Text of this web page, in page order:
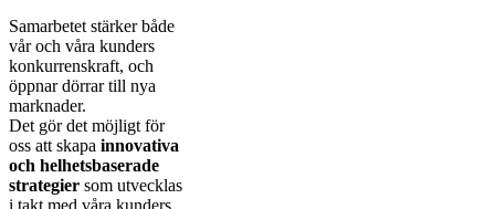
Samarbetet stärker både
vår och våra kunders
konkurrenskraft, och
öppnar dörrar till nya
marknader.
Det gör det möjligt för
oss att skapa innovativa
och helhetsbaserade
strategier som utvecklas